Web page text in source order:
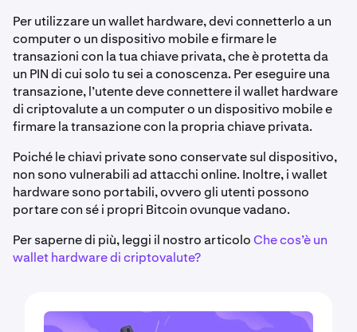
Per utilizzare un wallet hardware, devi connetterlo a un
computer o un dispositivo mobile e firmare le
transazioni con la tua chiave privata, che è protetta da
un PIN di cui solo tu sei a conoscenza. Per eseguire una
transazione, l’utente deve connettere il wallet hardware
di criptovalute a un computer o un dispositivo mobile e
firmare la transazione con la propria chiave privata.
Poiché le chiavi private sono conservate sul dispositivo,
non sono vulnerabili ad attacchi online. Inoltre, i wallet
hardware sono portabili, ovvero gli utenti possono
portare con sé i propri Bitcoin ovunque vadano.
Per saperne di più, leggi il nostro articolo Che cos’è un
wallet hardware di criptovalute?